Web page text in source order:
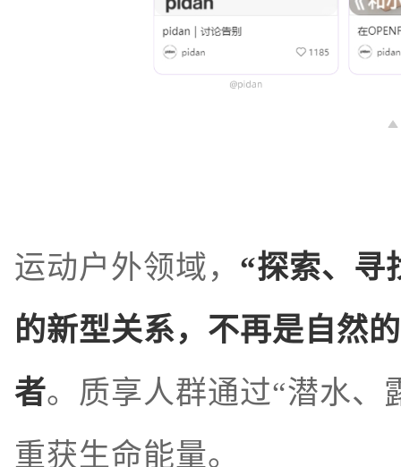
运动户外领域， “探索、寻
的新型关系，不再是自然
者。质享人群通过“潜水、
重获生命能量。